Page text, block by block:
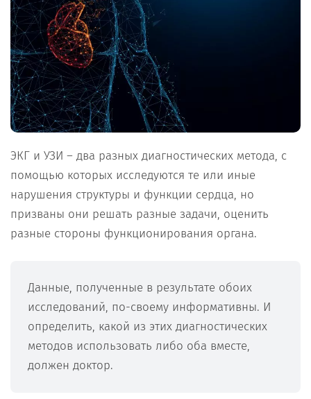
ЭКГ и УЗИ – два разных диагностических метода, с
помощью которых исследуются те или иные
нарушения структуры и функции сердца, но
призваны они решать разные задачи, оценить
разные стороны функционирования органа.
Данные, полученные в результате обоих
исследований, по-своему информативны. И
определить, какой из этих диагностических
методов использовать либо оба вместе,
должен доктор.